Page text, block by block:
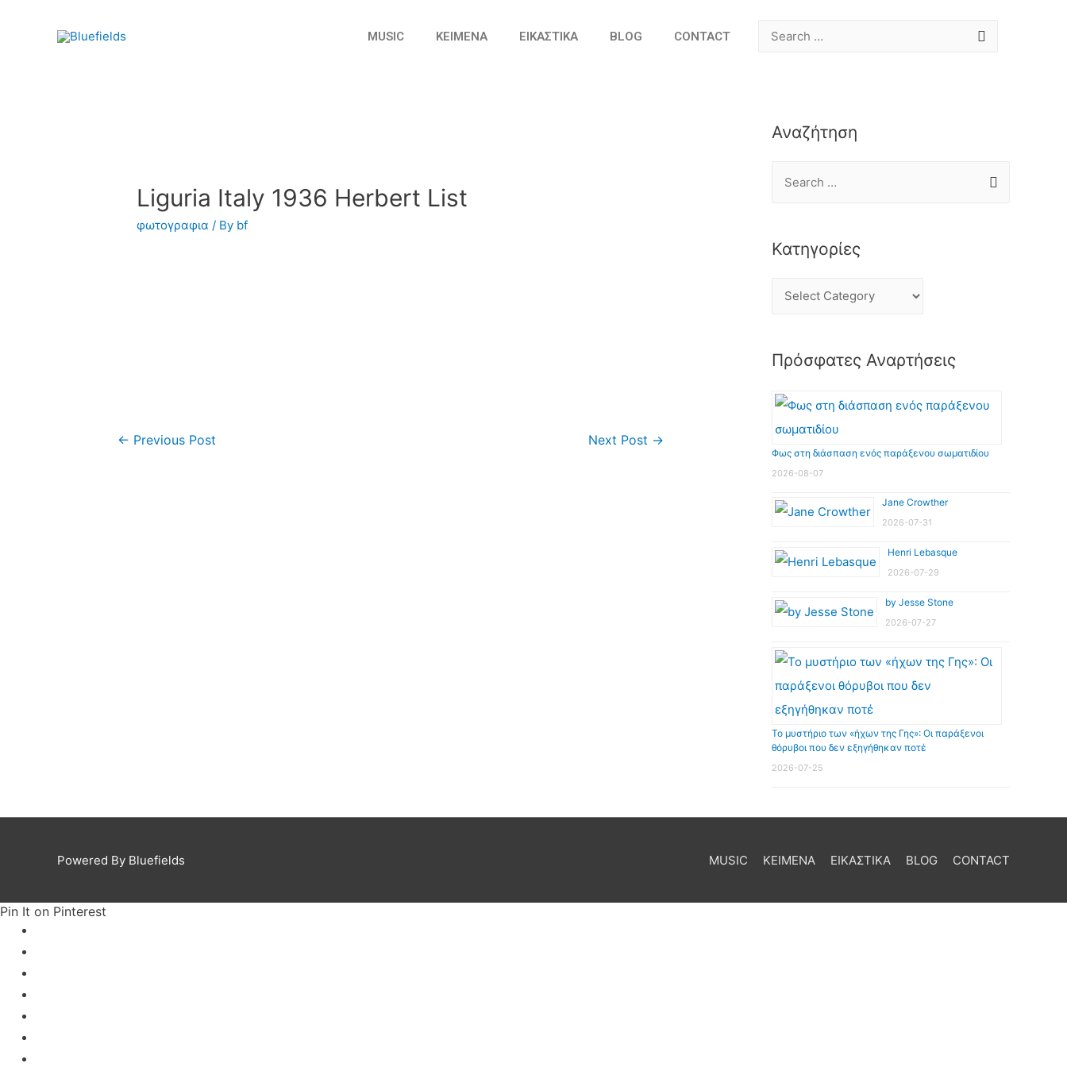
MUSIC ΚΕΙΜΕΝΑ ΕΙΚΑΣΤΙΚΑ BLOG CONTACT
Liguria Italy 1936 Herbert List
φωτογραφια / By bf
← Previous Post Next Post →
Αναζήτηση
Κατηγορίες
Πρόσφατες Αναρτήσεις
Φως στη διάσπαση ενός παράξενου σωματιδίου
2026-08-07
Jane Crowther
2026-07-31
Henri Lebasque
2026-07-29
by Jesse Stone
2026-07-27
Το μυστήριο των «ήχων της Γης»: Οι παράξενοι
θόρυβοι που δεν εξηγήθηκαν ποτέ
2026-07-25
Powered By Bluefields MUSIC ΚΕΙΜΕΝΑ ΕΙΚΑΣΤΙΚΑ BLOG CONTACT
Pin It on Pinterest